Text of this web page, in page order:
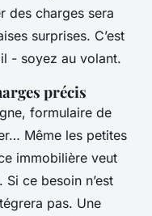
des charges sera
surprises. C’est
- soyez au volant.
précis
formulaire de
Même les petites
immobilière veut
ce besoin n’est
pas. Une